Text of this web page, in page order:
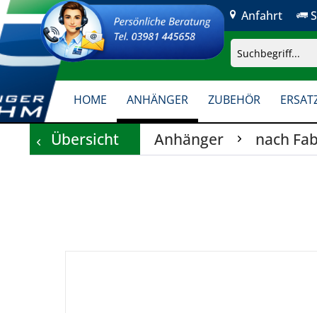
Anfahrt
HOME ANHÄNGER ZUBEHÖR
Übersicht Anhänger nach